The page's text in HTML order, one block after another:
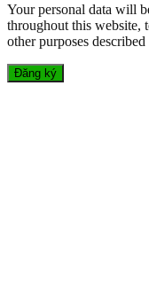
Your personal data will
throughout this website,
other purposes
Đăng ký